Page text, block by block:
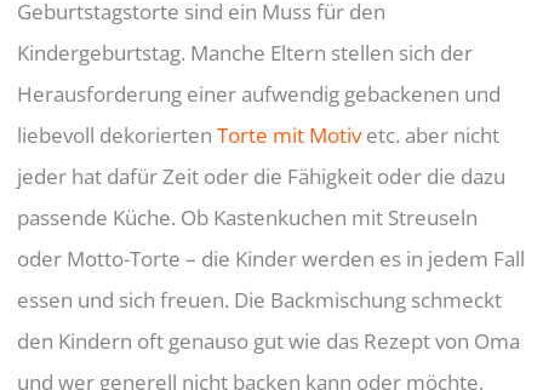
Geburtstagstorte sind ein Muss für den
Kindergeburtstag. Manche Eltern stellen sich der
Herausforderung einer aufwendig gebackenen und
liebevoll dekoriertenTorte mit Motivetc. aber nicht
jeder hat dafür Zeit oder die Fähigkeit oder die dazu
passende Küche. Ob Kastenkuchen mit Streuseln
oder Motto-Torte – die Kinder werden es in jedem Fall
essen und sich freuen. Die Backmischung schmeckt
den Kindern oft genauso gut wie das Rezept von Oma
und wer generell nicht backen kann oder möchte,